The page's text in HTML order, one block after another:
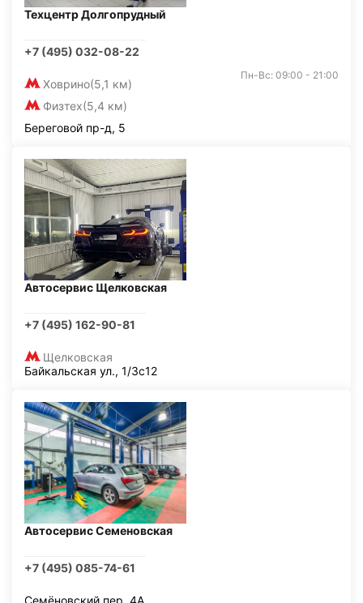
Техцентр Долгопрудный
+7 (495) 032-08-22
Ховрино(5,1 км)
Физтех(5,4 км)
Пн-Вс: 09:00 - 21:00
Береговой пр-д, 5
Автосервис Щелковская
+7 (495) 162-90-81
Щелковская
Байкальская ул., 1/3с12
Автосервис Семеновская
+7 (495) 085-74-61
Семёновский пер, 4А